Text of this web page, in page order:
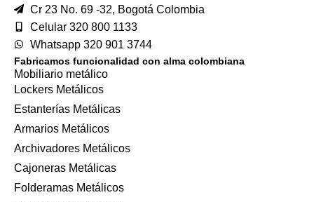
Cr 23 No. 69 -32, Bogotá Colombia
Celular 320 800 1133
Whatsapp 320 901 3744
Fabricamos funcionalidad con alma colombiana
Mobiliario metálico
Lockers Metálicos
Estanterías Metálicas
Armarios Metálicos
Archivadores Metálicos
Cajoneras Metálicas
Folderamas Metálicos